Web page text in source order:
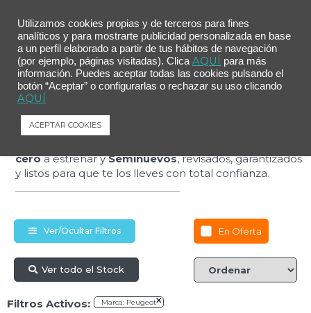
Estrena más por
menos
ceroa estrenar ySeminuevos, revisados, garantizados
y listos para que te los lleves con total confianza.
Ver/Ocultar Filtros En Oferta
Ver todo el Stock
Filtros Activos: Marca: Peugeot×
Utilizamos cookies propias y de terceros para fines
analíticos y para mostrarte publicidad personalizada en base
a un perfil elaborado a partir de tus hábitos de navegación
(por ejemplo, páginas visitadas). Clica AQUÍ para más
información. Puedes aceptar todas las cookies pulsando el
botón “Aceptar” o configurarlas o rechazar su uso clicando
AQUÍ
ACEPTAR COOKIES